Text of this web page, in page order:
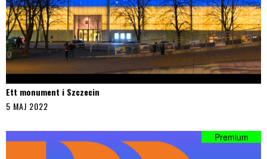
Ett monument i Szczecin
5 MAJ 2022